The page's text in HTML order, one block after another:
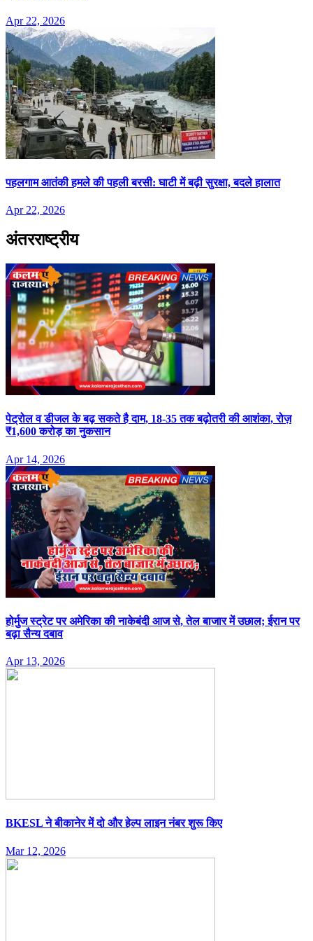
Apr 22, 2026
पहलगाम आतंकी हमले की पहली बरसी: घाटी में बढ़ी सुरक्षा, बदले हालात
Apr 22, 2026
अंतरराष्ट्रीय
पेट्रोल व डीजल के बढ़ सकते है दाम, 18-35 तक बढ़ोतरी की आशंका, रोज़
₹1,600 करोड़ का नुकसान
Apr 14, 2026
होर्मुज स्ट्रेट पर अमेरिका की नाकेबंदी आज से, तेल बाजार में उछाल; ईरान पर
बढ़ा सैन्य दबाव
Apr 13, 2026
BKESL ने बीकानेर में दो और हेल्प लाइन नंबर शुरू किए
Mar 12, 2026